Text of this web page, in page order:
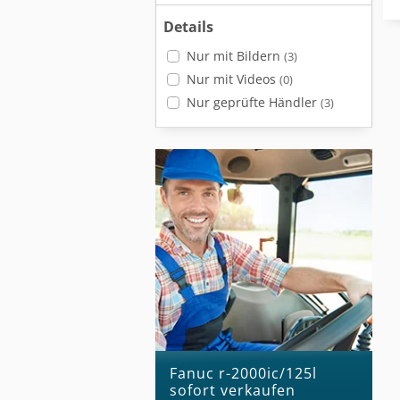
Details
Nur mit Bildern (3)
Nur mit Videos (0)
Nur geprüfte Händler (3)
fanuc r-2000ic/125l
sofort verkaufen